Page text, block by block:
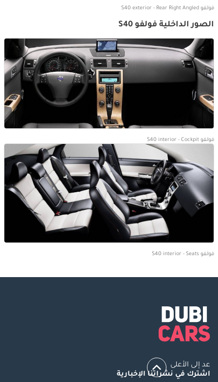
فولفو S40 exterior - Rear Right Angled
الصور الداخلية فولفو S40
فولفو S40 interior - Cockpit
فولفو S40 interior - Seats
عد إلى الأعلى
اشترك في نشراتنا الإخبارية